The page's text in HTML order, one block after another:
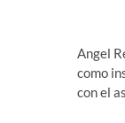
Angel
como
con el